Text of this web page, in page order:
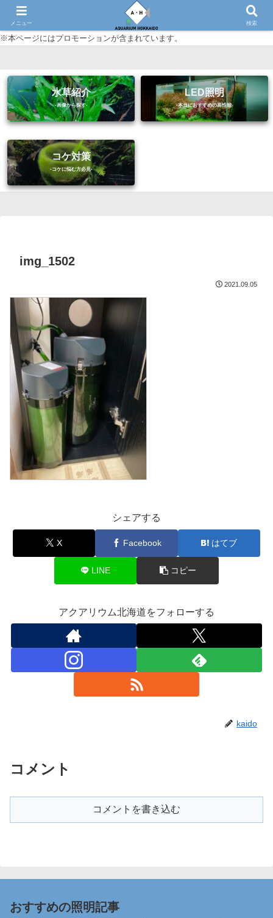
初心者に優しいアクアリウム（熱帯魚・水草等）情報サイト
※本ページにはプロモーションが含まれています。
水草紹介 LED照明
コケ対策
img_1502
2021.09.05
シェアする
X Facebook はてブ
LINE コピー
アクアリウム北海道をフォローする
kaido
コメント
コメントを書き込む
おすすめの照明記事
メニュー 検索